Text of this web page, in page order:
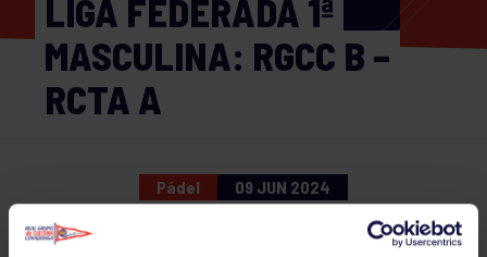
LIGA FEDERADA 1ª
MASCULINA: RGCC B –
RCTA A
Pádel 09 JUN 2024